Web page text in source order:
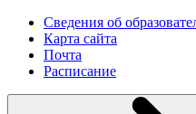
Сведения об
Карта сайта
Почта
Расписание